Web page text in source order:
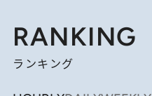
RANKING
ランキング